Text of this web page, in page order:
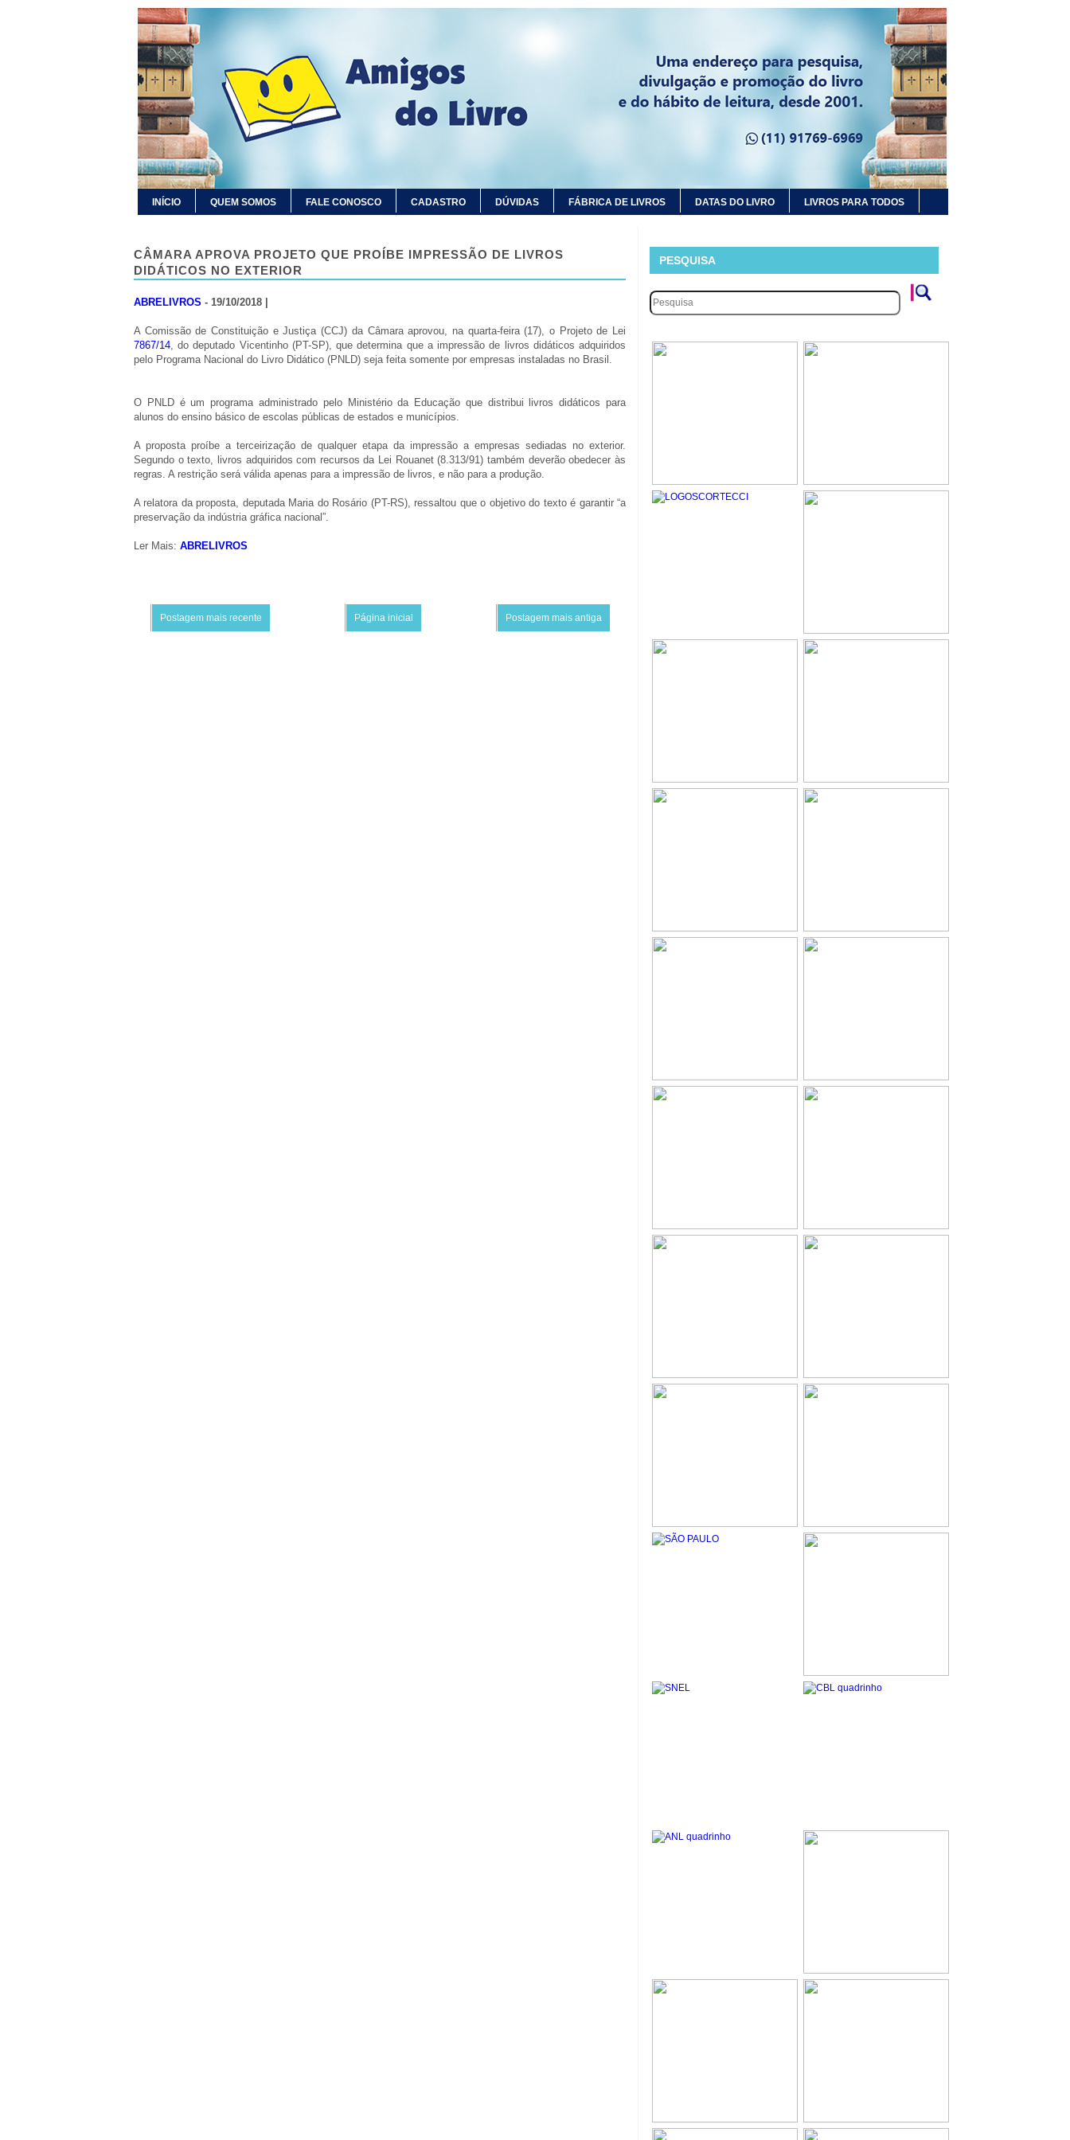
INÍCIO QUEM SOMOS FALE CONOSCO CADASTRO DÚVIDAS FÁBRICA DE LIVROS DATAS DO LIVRO LIVROS PARA TODOS
CÂMARA APROVA PROJETO QUE PROÍBE IMPRESSÃO DE LIVROS
DIDÁTICOS NO EXTERIOR
ABRELIVROS - 19/10/2018 |
A Comissão de Constituição e Justiça (CCJ) da Câmara aprovou, na quarta-feira (17), o Projeto de Lei
7867/14, do deputado Vicentinho (PT-SP), que determina que a impressão de livros didáticos adquiridos
pelo Programa Nacional do Livro Didático (PNLD) seja feita somente por empresas instaladas no Brasil.
O PNLD é um programa administrado pelo Ministério da Educação que distribui livros didáticos para
alunos do ensino básico de escolas públicas de estados e municípios.
A proposta proíbe a terceirização de qualquer etapa da impressão a empresas sediadas no exterior.
Segundo o texto, livros adquiridos com recursos da Lei Rouanet (8.313/91) também deverão obedecer às
regras. A restrição será válida apenas para a impressão de livros, e não para a produção.
A relatora da proposta, deputada Maria do Rosário (PT-RS), ressaltou que o objetivo do texto é garantir “a
preservação da indústria gráfica nacional”.
Ler Mais: ABRELIVROS
Postagem mais recente Postagem mais antiga
Página inicial
PESQUISA